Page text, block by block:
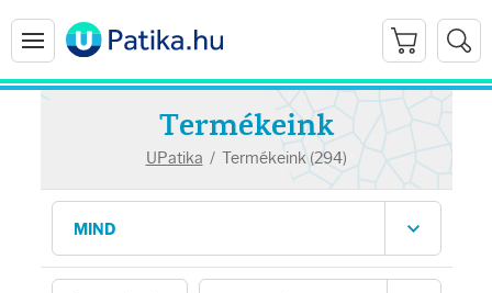
Termékeink
UPatika / Termékeink (294)
Arcápolás